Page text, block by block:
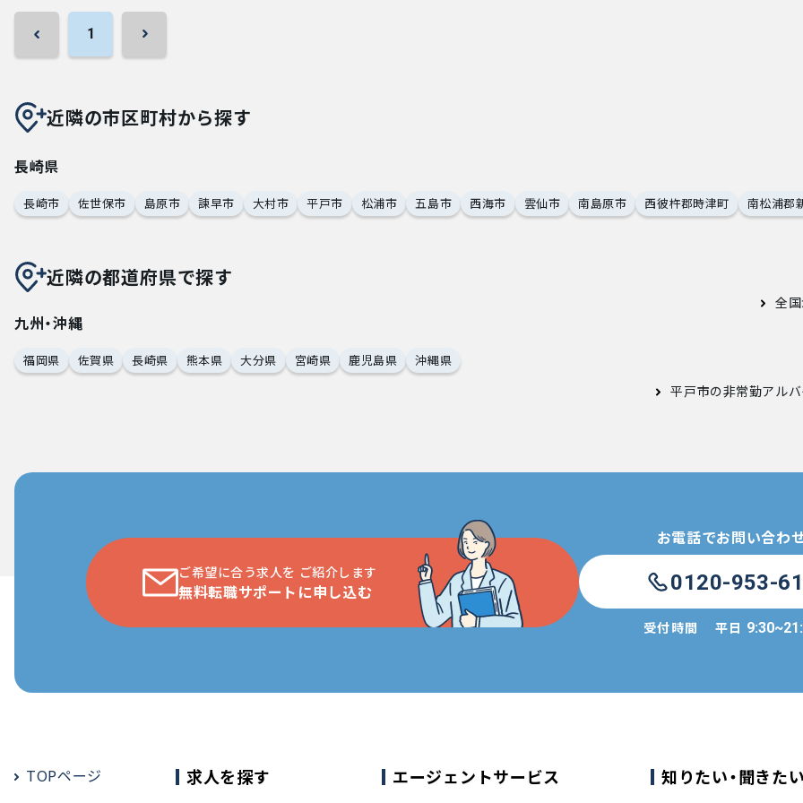
1
近隣の市区町村から探す
長崎県
長崎市 佐世保市 島原市 諫早市 大村市 平戸市 松浦市 五島市 西海市 雲仙市 南島原市 西彼杵郡時津町 南松浦郡
近隣の都道府県で探す
全
九州・沖縄
福岡県 佐賀県 長崎県 熊本県 大分県 宮崎県 鹿児島県 沖縄県
平戸市の非常勤アル
ご希望に合う求人を ご紹介します
無料転職サポートに申し込む
お電話でお問い合わ
0120-953-
受付時間 平日
TOPページ 求人を探す エージェントサービス 知りたい・聞きた